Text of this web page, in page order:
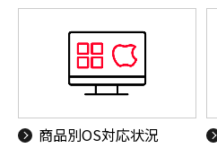
商品別OS対応状況